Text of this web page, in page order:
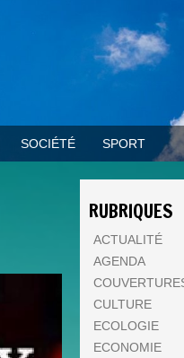
SOCIÉTÉ SPORT
RUBRIQUES
ACTUALITÉ
AGENDA
CULTURE
ECOLOGIE
ECONOMIE